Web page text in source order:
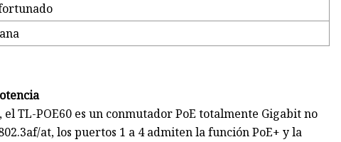
TL-POE60 es un conmutador PoE totalmente Gigabit no
at, los puertos 1 a 4 admiten la función PoE+ y la